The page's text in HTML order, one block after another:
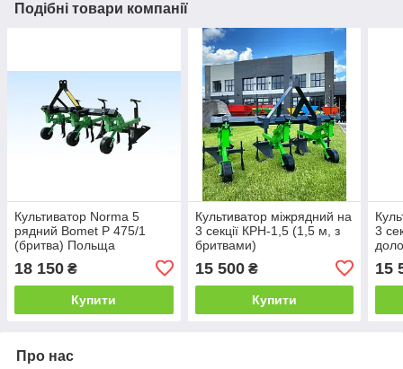
Подібні товари компанії
Культиватор Norma 5
рядний Bomet P 475/1
(бритва) Польща
18 150 ₴
Купити
Культиватор міжрядний на
3 секції КРН-1,5 (1,5 м, з
бритвами)
15 500₴
Купити
3
15
Про нас